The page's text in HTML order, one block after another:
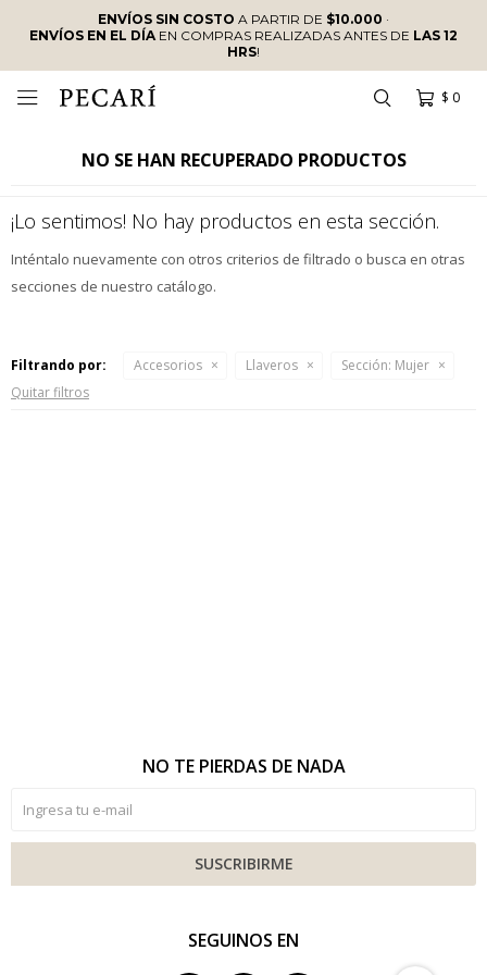
ENVÍOS SIN COSTO A PARTIR DE $10.000 ·
ENVÍOS EN EL DÍAEN COMPRAS REALIZADAS ANTES DE LAS 12
HRS!
$ 0

NO SE HAN RECUPERADO PRODUCTOS
¡Lo sentimos! No hay productos en esta sección.
Inténtalo nuevamente con otros criterios de filtrado o busca en otras
secciones de nuestro catálogo.
Filtrando por: Accesorios Llaveros Sección: Mujer
Quitar filtros
SEGUINOS EN
NO TE PIERDAS DE NADA
SUSCRIBIRME